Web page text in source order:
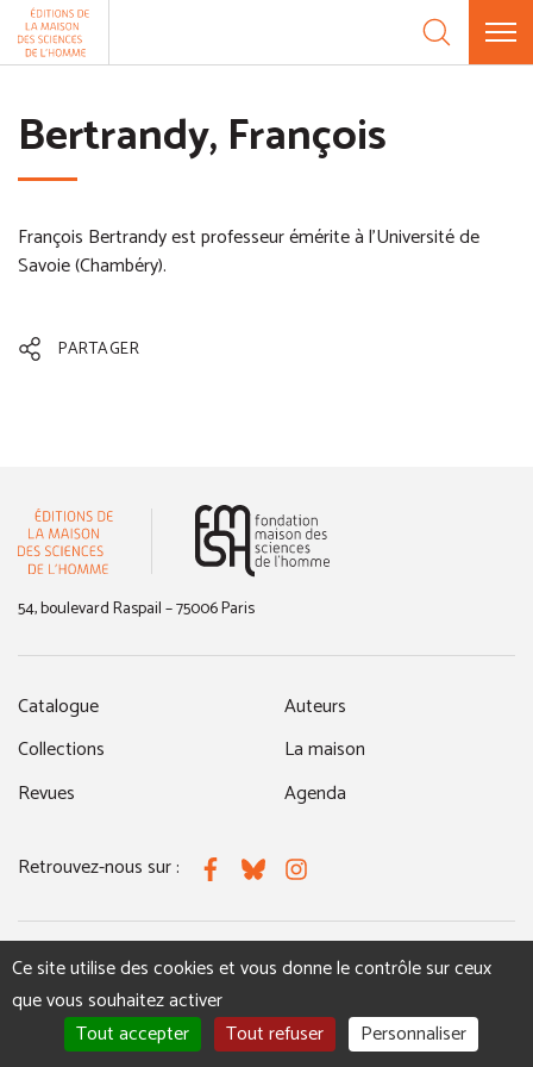
Aller au contenu
Bertrandy, François
François Bertrandy est professeur émérite à l'Université de
Savoie (Chambéry).
PARTAGER
54, boulevard Raspail – 75006 Paris
Catalogue
Collections
Revues
Auteurs
La maison
Agenda
Retrouvez-nous sur : FacebookBlueskyInstagram
MENTIONS LÉGALES NOUS CONTACTER
Panneau de gestion des cookies
Ce site utilise des cookies et vous donne le contrôle sur ceux
que vous souhaitez activer
Tout accepter
Tout refuser Personnaliser